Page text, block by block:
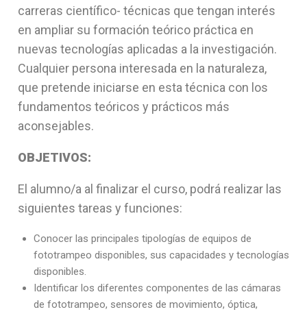
carreras científico- técnicas que tengan interés
en ampliar su formación teórico práctica en
nuevas tecnologías aplicadas a la investigación.
Cualquier persona interesada en la naturaleza,
que pretende iniciarse en esta técnica con los
fundamentos teóricos y prácticos más
aconsejables.
OBJETIVOS:
El alumno/a al finalizar el curso, podrá realizar las
siguientes tareas y funciones:
Conocer las principales tipologías de equipos de
fototrampeo disponibles, sus capacidades y tecnologías
disponibles.
Identificar los diferentes componentes de las cámaras
de fototrampeo, sensores de movimiento, óptica,